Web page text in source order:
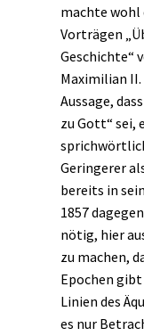
machte wohl
Vorträgen
Geschichte“
Maximilian II.
Aussage,
zu Gott“ sei,
Geringerer
bereits in
1857
nötig, hier
zu machen,
Epochen
Linien des
es nur